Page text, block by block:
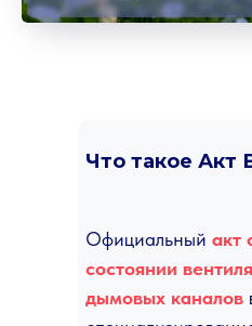
Что такое Акт
Официальный акт
состоянии
дымовых каналов